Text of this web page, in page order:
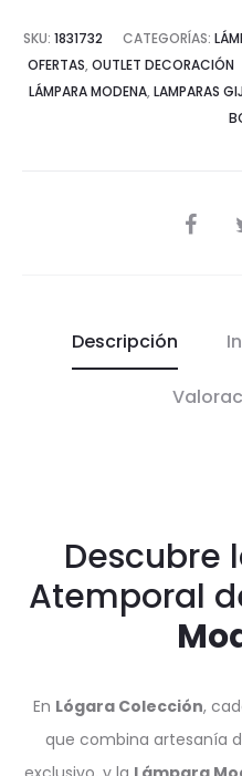
SKU: 1831732 CATEGORÍAS:
OFERTAS, OUTLET DECORACIÓN
LÁMPARA MODENA, LAMPARAS
Descripción
Descubre
Atemporal
En Lógara Colección,
que combina artesanía